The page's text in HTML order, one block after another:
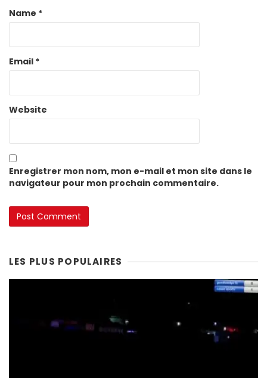
Name *
Email *
Website
Enregistrer mon nom, mon e-mail et mon site dans le
navigateur pour mon prochain commentaire.
LES PLUS POPULAIRES